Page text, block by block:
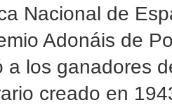
Nacional de
Adonáis de
a los ganadores
creado en